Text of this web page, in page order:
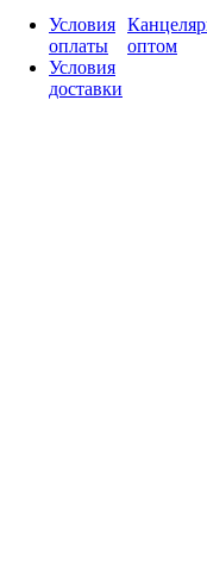
Условия
оплаты
Условия
доставки
оптом